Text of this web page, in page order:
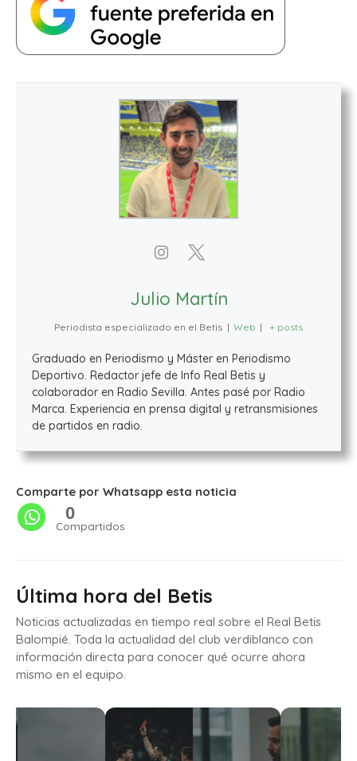
Julio Martín
Periodista especializado en el Betis | Web | + posts
Graduado en Periodismo y Máster en Periodismo
Deportivo. Redactor jefe de Info Real Betis y
colaborador en Radio Sevilla. Antes pasé por Radio
Marca. Experiencia en prensa digital y retransmisiones
de partidos en radio.
Comparte por Whatsapp esta noticia
0
Compartidos
Última hora del Betis
Noticias actualizadas en tiempo real sobre el Real Betis
Balompié. Toda la actualidad del club verdiblanco con
información directa para conocer qué ocurre ahora
mismo en el equipo.